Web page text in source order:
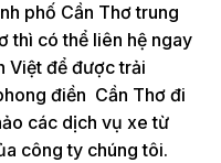
phố Cần Thơ trung
thì có thể liên hệ ngay
Việt để được trải
điền Cần Thơ đi
các dịch vụ xe từ
công ty chúng tôi.